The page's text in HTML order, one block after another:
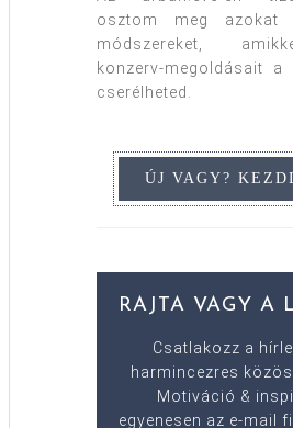
osztom meg azokat
módszereket,
konzerv-megoldásait
cserélheted.
RAJTA VAGY A
Csatlakozz a
harmincezres
Motiváció &
egyenesen az e-mail